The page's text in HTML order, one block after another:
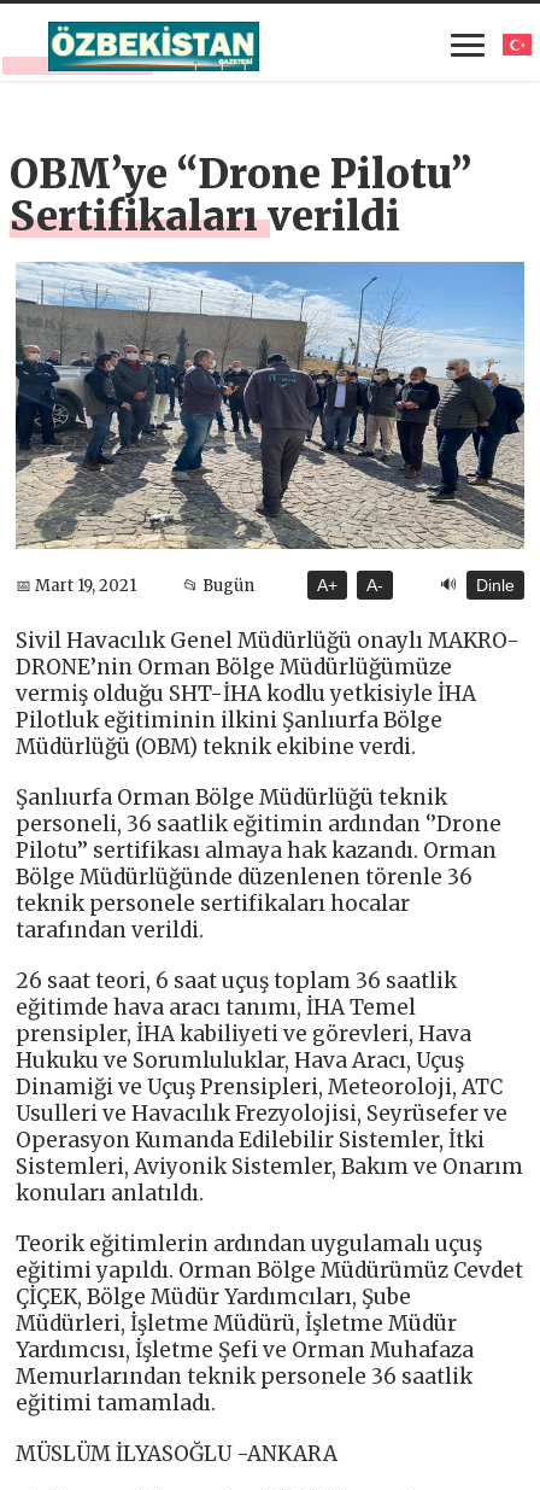
OBM’ye “Drone Pilotu”
Sertifikaları verildi
📅 Mart 19, 2021 📂 Bugün A+ A- 🔊 Dinle
Sivil Havacılık Genel Müdürlüğü onaylı MAKRO-
DRONE’nin Orman Bölge Müdürlüğümüze
vermiş olduğu SHT-İHA kodlu yetkisiyle İHA
Pilotluk eğitiminin ilkini Şanlıurfa Bölge
Müdürlüğü (OBM) teknik ekibine verdi.
Şanlıurfa Orman Bölge Müdürlüğü teknik
personeli, 36 saatlik eğitimin ardından ‘’Drone
Pilotu’’ sertifikası almaya hak kazandı. Orman
Bölge Müdürlüğünde düzenlenen törenle 36
teknik personele sertifikaları hocalar
tarafından verildi.
26 saat teori, 6 saat uçuş toplam 36 saatlik
eğitimde hava aracı tanımı, İHA Temel
prensipler, İHA kabiliyeti ve görevleri, Hava
Hukuku ve Sorumluluklar, Hava Aracı, Uçuş
Dinamiği ve Uçuş Prensipleri, Meteoroloji, ATC
Usulleri ve Havacılık Frezyolojisi, Seyrüsefer ve
Operasyon Kumanda Edilebilir Sistemler, İtki
Sistemleri, Aviyonik Sistemler, Bakım ve Onarım
konuları anlatıldı.
Teorik eğitimlerin ardından uygulamalı uçuş
eğitimi yapıldı. Orman Bölge Müdürümüz Cevdet
ÇİÇEK, Bölge Müdür Yardımcıları, Şube
Müdürleri, İşletme Müdürü, İşletme Müdür
Yardımcısı, İşletme Şefi ve Orman Muhafaza
Memurlarından teknik personele 36 saatlik
eğitimi tamamladı.
MÜSLÜM İLYASOĞLU -ANKARA